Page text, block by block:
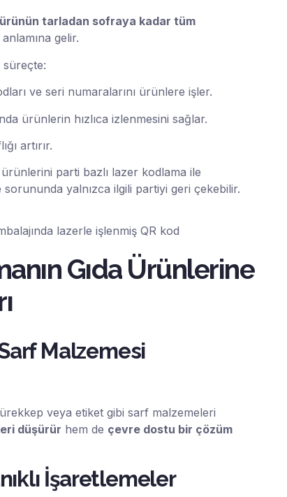
ürünün tarladan sofraya kadar tüm
anlamına gelir.
ve seri numaralarını ürünlere işler.
ürünlerin hızlıca izlenmesini sağlar.
artırır.
parti bazlı lazer kodlama ile
sorununda yalnızca ilgili partiyi geri çekebilir.
Gıda Ürünlerine
Malzemesi
veya etiket gibi sarf malzemeleri
düşürür hem de çevre dostu bir çözüm
İşaretlemeler